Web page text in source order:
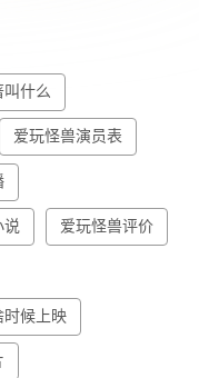
叫什么
爱玩怪兽演员表
说 爱玩怪兽评价
时候上映